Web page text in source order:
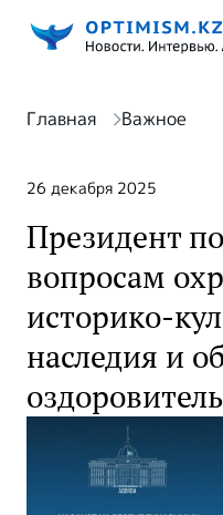
Главная Важное
26 декабря 2025
Президент
вопросам
историко-
наследия и